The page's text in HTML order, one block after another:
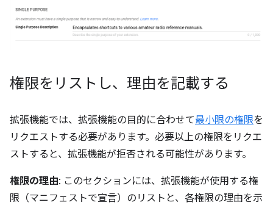
権限をリストし、理由を記載する
拡張機能では、拡張機能の目的に合わせて最小限の権限を
リクエストする必要があります。必要以上の権限をリクエ
ストすると、拡張機能が拒否される可能性があります。
権限の理由: このセクションには、拡張機能が使用する権
限（マニフェストで宣言）のリストと、各権限の理由を示